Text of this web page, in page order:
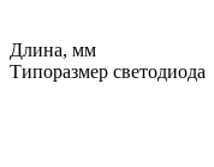
Длина, мм
Типоразмер светодиода